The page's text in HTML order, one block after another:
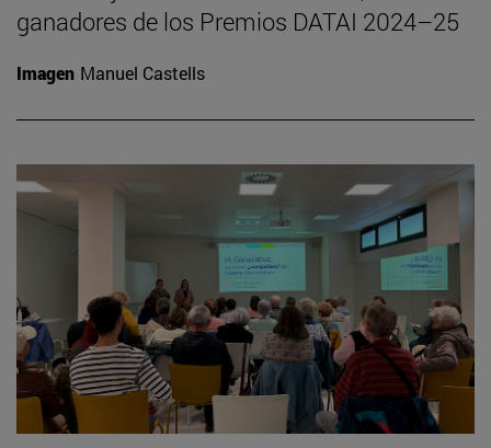
ganadores de los Premios DATAI 2024–25
Imagen Manuel Castells